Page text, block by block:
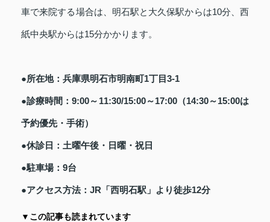
車で来院する場合は、明石駅と大久保駅からは10分、西
紙中央駅からは15分かかります。
●所在地：兵庫県明石市明南町1丁目3-1
●診療時間：9:00～11:30/15:00～17:00（14:30～15:00は
予約優先・手術）
●休診日：土曜午後・日曜・祝日
●駐車場：9台
●アクセス方法：JR「西明石駅」より徒歩12分
▼この記事も読まれています